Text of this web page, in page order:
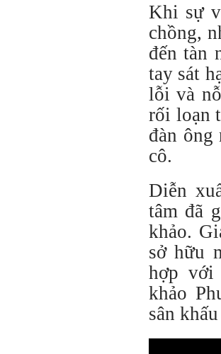
Khi sự
chồng,
đến tàn
tay sát
lỗi và
rối loạn
đàn ông
cô.
Diễn
tâm đã
khảo.
sở hữu
hợp với
khảo
sân